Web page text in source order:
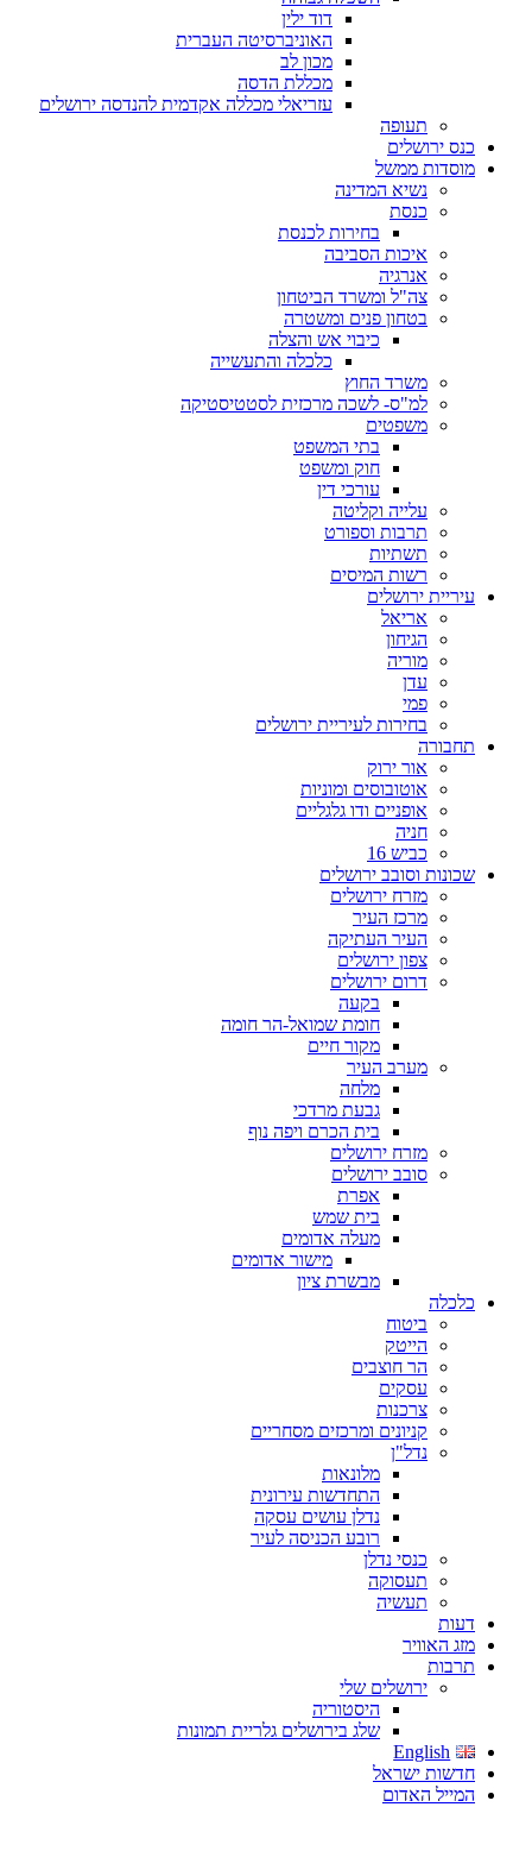
דוד ילין
האוניברסיטה העברית
מכון לב
מכללת הדסה
עזריאלי מכללה אקדמית להנדסה ירושלים
תעופה
כנס ירושלים
מוסדות ממשל
נשיא המדינה
כנסת
בחירות לכנסת
איכות הסביבה
אנרגיה
צה"ל ומשרד הביטחון
בטחון פנים ומשטרה
כיבוי אש והצלה
כלכלה והתעשייה
משרד החוץ
למ"ס- לשכה מרכזית לסטטיסטיקה
משפטים
בתי המשפט
חוק ומשפט
עורכי דין
עלייה וקליטה
תרבות וספורט
תשתיות
רשות המיסים
עיריית ירושלים
אריאל
הגיחון
מוריה
עדן
פמי
בחירות לעיריית ירושלים
תחבורה
אור ירוק
אוטובוסים ומוניות
אופניים ודו גלגליים
חניה
כביש 16
שכונות וסובב ירושלים
מזרח ירושלים
מרכז העיר
העיר העתיקה
צפון ירושלים
דרום ירושלים
בקעה
חומת שמואל-הר חומה
מקור חיים
מערב העיר
מלחה
גבעת מרדכי
בית הכרם ויפה נוף
מזרח ירושלים
סובב ירושלים
אפרת
בית שמש
מעלה אדומים
מישור אדומים
מבשרת ציון
כלכלה
ביטוח
הייטק
הר חוצבים
עסקים
צרכנות
קניונים ומרכזים מסחריים
נדל"ן
מלונאות
התחדשות עירונית
נדלן עושים עסקה
רובע הכניסה לעיר
כנסי נדלן
תעסוקה
תעשיה
דעות
מזג האוויר
תרבות
ירושלים שלי
היסטוריה
שלג בירושלים גלריית תמונות
English
חדשות ישראל
המייל האדום